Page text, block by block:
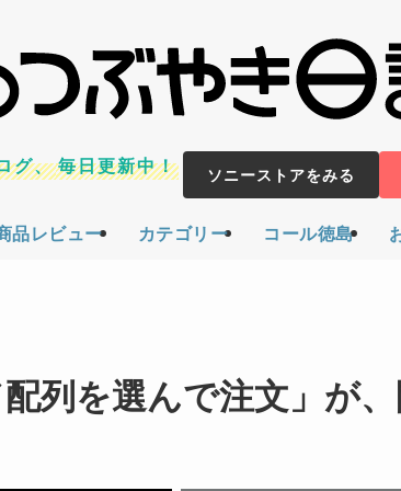
品レビュー カテゴリー コール徳島
グ、毎日更新中！ ソニーストアをみる
列を選んで注文」が、